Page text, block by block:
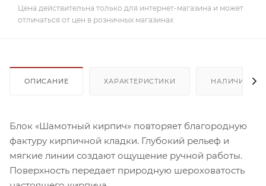
Цена действительна только для интернет-магазина и может
отличаться от цен в розничных магазинах
ОПИСАНИЕ ХАРАКТЕРИСТИКИ НАЛИЧИЕ
Блок «Шамотный кирпич» повторяет благородную
фактуру кирпичной кладки. Глубокий рельеф и
мягкие линии создают ощущение ручной работы.
Поверхность передает природную шероховатость